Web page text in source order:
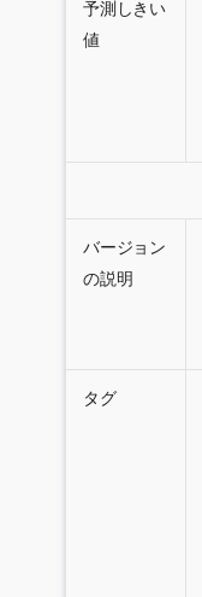
予測しきい
値
バージョン
の説明
タグ